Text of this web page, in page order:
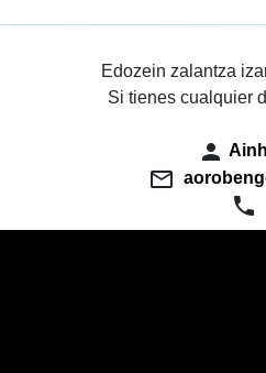
Edozein zalantza
Si tienes cualquier
person
mail_outline
phone